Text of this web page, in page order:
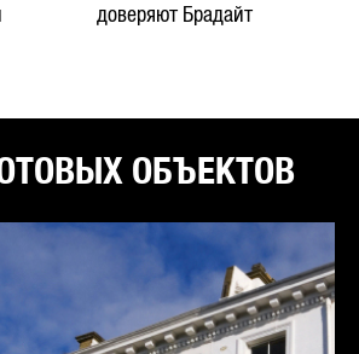
доверяют Брадайт
ОБЪЕКТОВ